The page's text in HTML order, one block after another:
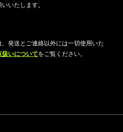
いたします。
発送とご連絡以外には一切使用いた
いについてをご覧ください。